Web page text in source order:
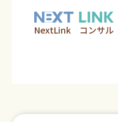
NextLink コンサル